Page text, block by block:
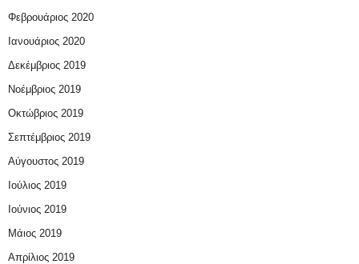
Φεβρουάριος 2020
Ιανουάριος 2020
Δεκέμβριος 2019
Νοέμβριος 2019
Οκτώβριος 2019
Σεπτέμβριος 2019
Αύγουστος 2019
Ιούλιος 2019
Ιούνιος 2019
Μάιος 2019
Απρίλιος 2019